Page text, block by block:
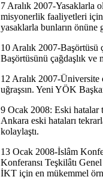
7 Aralık 2007-Yasaklarla
misyonerlik faaliyetleri
yasaklarla bunların önüne
10 Aralık 2007-Başörtüsü
Başörtüsünü çağdaşlık ve
12 Aralık 2007-Üniversite
uğraşsın. Yeni YÖK
9 Ocak 2008: Eski hatalar
Ankara eski hataları
kolaylaştı.
13 Ocak 2008-İslâm
Konferansı Teşkilâtı
İKT için en mükemmel